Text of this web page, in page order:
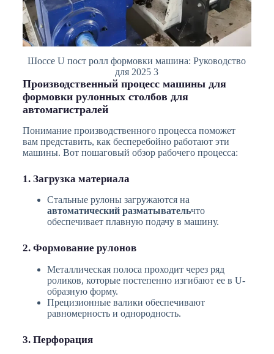
Шоссе U пост ролл формовки машина: Руководство
для 2025 3
Производственный процесс машины для
формовки рулонных столбов для
автомагистралей
Понимание производственного процесса поможет
вам представить, как бесперебойно работают эти
машины. Вот пошаговый обзор рабочего процесса:
1. Загрузка материала
Стальные рулоны загружаются на
автоматический разматывательчто
обеспечивает плавную подачу в машину.
2. Формование рулонов
Металлическая полоса проходит через ряд
роликов, которые постепенно изгибают ее в U-
образную форму.
Прецизионные валики обеспечивают
равномерность и однородность.
3. Перфорация